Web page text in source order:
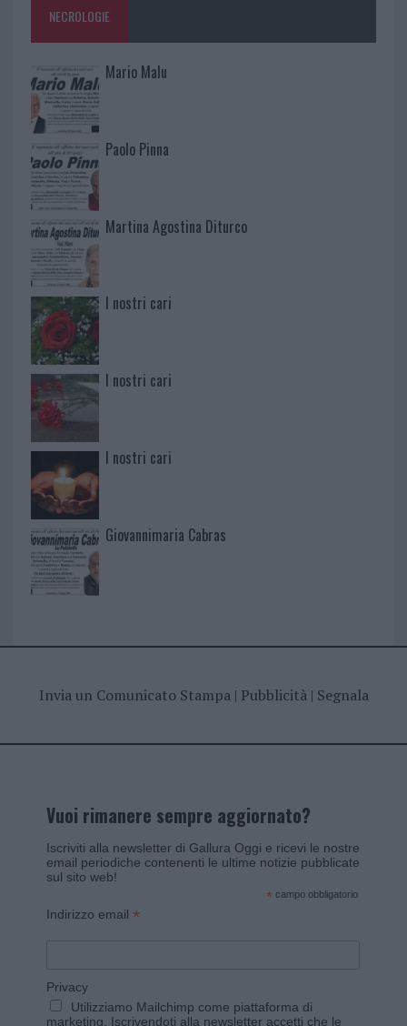
NECROLOGIE
Mario Malu
Paolo Pinna
Martina Agostina Diturco
I nostri cari
I nostri cari
I nostri cari
Giovannimaria Cabras
Invia un Comunicato Stampa| Pubblicità| Segnala
Vuoi rimanere sempre aggiornato?
Iscriviti alla newsletter di Gallura Oggi e ricevi le nostre
email periodiche contenenti le ultime notizie pubblicate
sul sito web!
* campo obbligatorio
Indirizzo email *
Privacy
Utilizziamo Mailchimp come piattaforma di
marketing. Iscrivendoti alla newsletter accetti che le